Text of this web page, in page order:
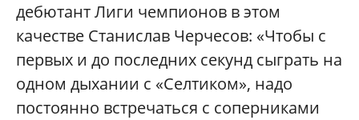
дебютант Лиги чемпионов в этом
качестве Станислав Черчесов: «Чтобы с
первых и до последних секунд сыграть на
одном дыхании с «Селтиком», надо
постоянно встречаться с соперниками